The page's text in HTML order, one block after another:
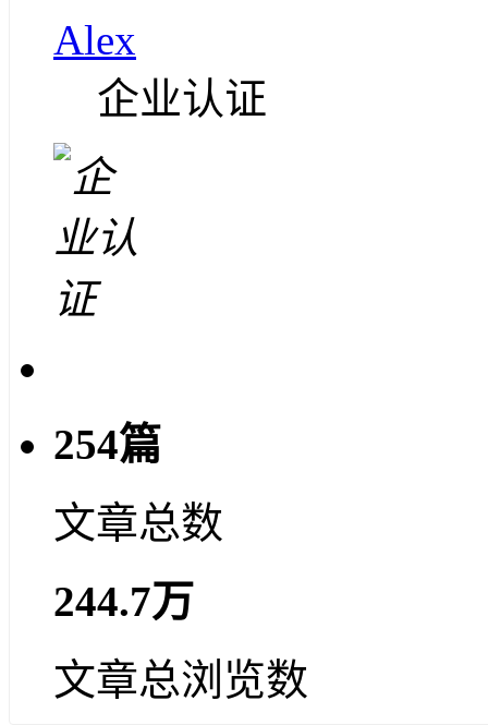
Alex
企业认证
254篇
文章总数
244.7万
文章总浏览数